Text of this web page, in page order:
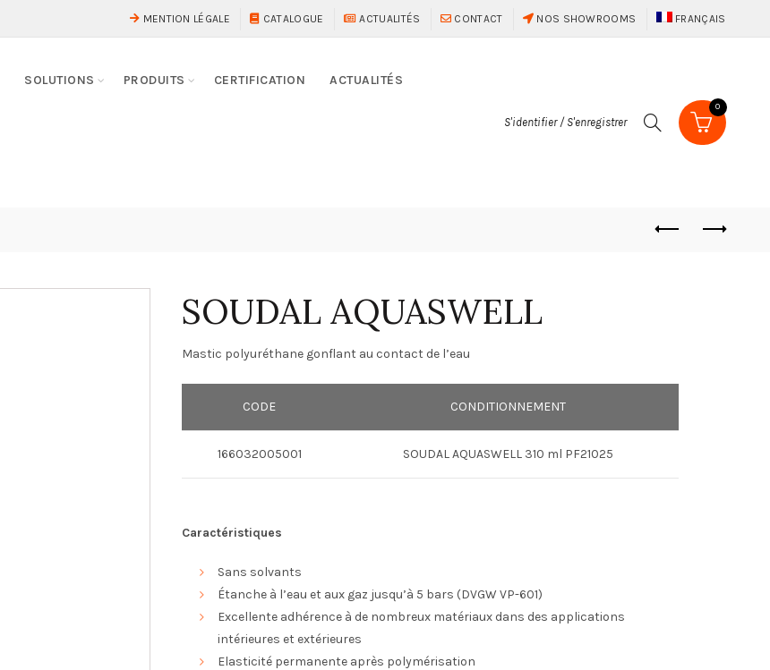
MENTION LÉGALE CATALOGUE ACTUALITÉS CONTACT NOS SHOWROOMS FRANÇAIS
SOLUTIONS PRODUITS CERTIFICATION ACTUALITÉS
S'identifier / S'enregistrer
0
SOUDAL AQUASWELL
Mastic polyuréthane gonflant au contact de l’eau
CODE CONDITIONNEMENT
166032005001 SOUDAL AQUASWELL 310 ml PF21025
Caractéristiques
Sans solvants
Étanche à l’eau et aux gaz jusqu’à 5 bars (DVGW VP-601)
Excellente adhérence à de nombreux matériaux dans des applications
intérieures et extérieures
Elasticité permanente après polymérisation